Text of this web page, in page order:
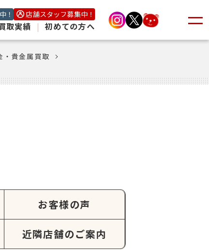
！ 店舗スタッフ募集中！
取実績 | 初めての方へ
・貴金属買取
お客様の声
近隣店舗のご案内